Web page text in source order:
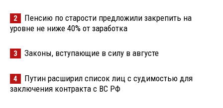
2
Пенсию по старости предложили закрепить на
уровне не ниже 40% от заработка
3 Законы, вступающие в силу в августе
4
Путин расширил список лиц с судимостью для
заключения контракта с ВС РФ